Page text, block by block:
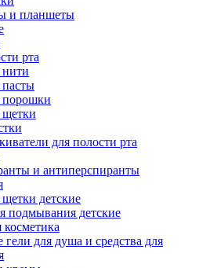
и планшеты
рта
порошки
для полости рта
и антиперспиранты
детские
подмывания детские
косметика
гели для душа и средства для